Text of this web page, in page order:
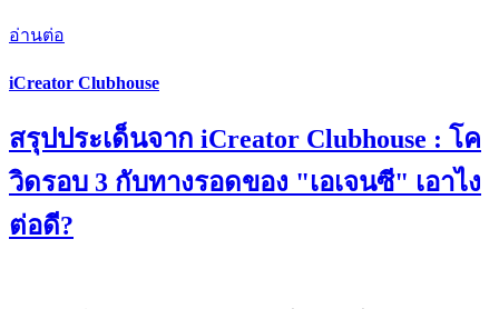
อ่านต่อ
iCreator Clubhouse
สรุปประเด็นจาก iCreator Clubhouse : โค
วิดรอบ 3 กับทางรอดของ "เอเจนซี" เอาไง
ต่อดี?